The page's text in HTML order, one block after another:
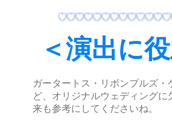
＜演出に
ガータートス・リボンプルズ
ど、オリジナルウェディング
来も参考にしてくださいね。